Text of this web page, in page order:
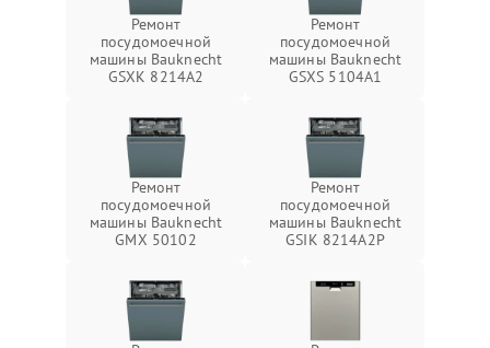
Ремонт
посудомоечной
машины Bauknecht
GSXK 8214A2
Ремонт
посудомоечной
машины Bauknecht
GSXS 5104A1
Ремонт
посудомоечной
машины Bauknecht
GMX 50102
Ремонт
посудомоечной
машины Bauknecht
GSIK 8214A2P